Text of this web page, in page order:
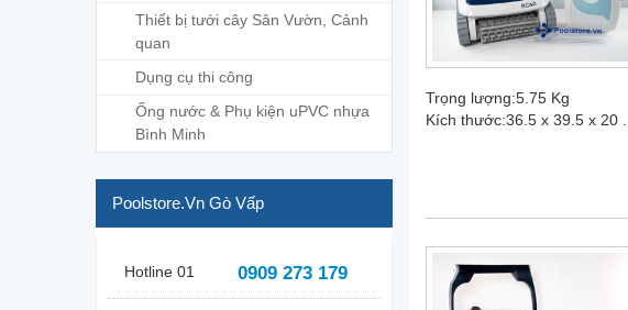
Thiết bị tưới cây Sân Vườn, Cảnh
quan
Dụng cụ thi công
Ống nước & Phụ kiện uPVC nhựa
Bình Minh
Poolstore.vn Gò Vấp
Hotline 01 0909 273 179
Trọng lượng:5.75 Kg
Kích thước:36.5 x 39.5 x 20 ...